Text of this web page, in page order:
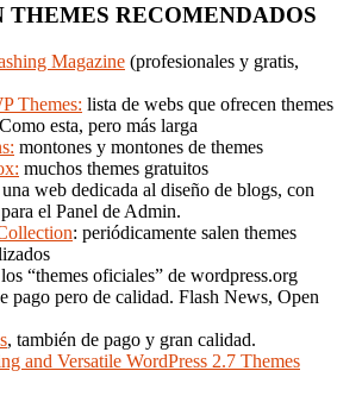
THEMES RECOMENDADOS
Magazine (profesionales y gratis,
Themes: lista de webs que ofrecen themes
esta, pero más larga
montones y montones de themes
muchos themes gratuitos
una web dedicada al diseño de blogs, con
el Panel de Admin.
: periódicamente salen themes
“themes oficiales” de wordpress.org
pago pero de calidad. Flash News, Open
, también de pago y gran calidad.
and Versatile WordPress 2.7 Themes